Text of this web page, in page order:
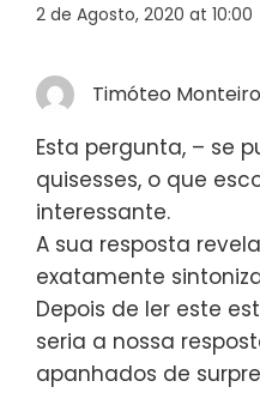
2 de Agosto, 2020 at 10:00
Timóteo Monteiro
Esta pergunta, – se
quisesses, o que
interessante.
A sua resposta
exatamente
Depois de ler este
seria a nossa
apanhados de